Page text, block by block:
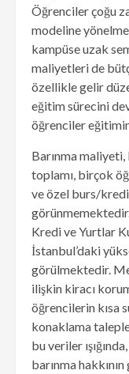
Öğrenciler çoğu
modeline
kampüse uzak
maliyetleri de
özellikle gelir
eğitim sürecini
öğrenciler
Barınma
toplamı, birçok
ve özel burs/kredi
Kredi ve Yurtlar
İstanbul’daki
görülmektedir.
ilişkin kiracı
öğrencilerin kısa
konaklama
bu veriler
barınma